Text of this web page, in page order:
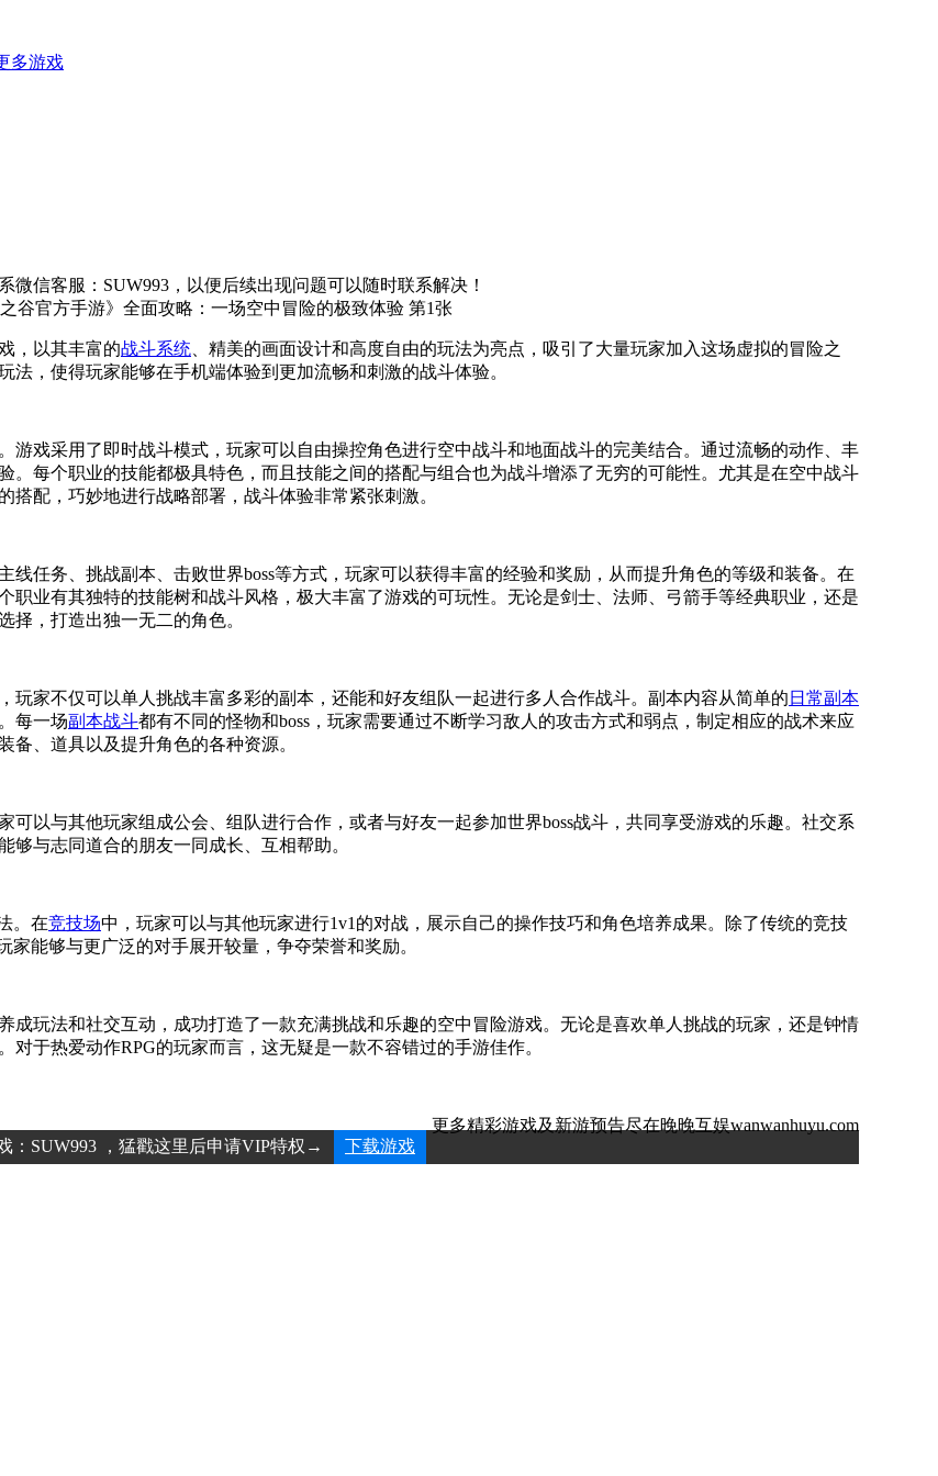
多游戏
信客服：SUW993，以便后续出现问题可以随时联系解决！
，以其丰富的战斗系统 、精美的画面设计和高度自由的玩法为亮点，吸引了大量玩家加入这场虚拟的冒险之
，使得玩家能够在手机端体验到更加流畅和刺激的战斗体验。
游戏采用了即时战斗模式，玩家可以自由操控角色进行空中战斗和地面战斗的完美结合。通过流畅的动作、丰
。每个职业的技能都极具特色，而且技能之间的搭配与组合也为战斗增添了无穷的可能性。尤其是在空中战斗
配，巧妙地进行战略部署，战斗体验非常紧张刺激。
线任务、挑战副本、击败世界boss等方式，玩家可以获得丰富的经验和奖励，从而提升角色的等级和装备。在
职业有其独特的技能树和战斗风格，极大丰富了游戏的可玩性。无论是剑士、法师、弓箭手等经典职业，还是
择，打造出独一无二的角色。
玩家不仅可以单人挑战丰富多彩的副本，还能和好友组队一起进行多人合作战斗。副本内容从简单的 日常副本
每一场副本战斗都有不同的怪物和boss，玩家需要通过不断学习敌人的攻击方式和弱点，制定相应的战术来应
备、道具以及提升角色的各种资源。
以与其他玩家组成公会、组队进行合作，或者与好友一起参加世界boss战斗，共同享受游戏的乐趣。社交系
与志同道合的朋友一同成长、互相帮助。
。在竞技场中，玩家可以与其他玩家进行1v1的对战，展示自己的操作技巧和角色培养成果。除了传统的竞技
家能够与更广泛的对手展开较量，争夺荣誉和奖励。
成玩法和社交互动，成功打造了一款充满挑战和乐趣的空中冒险游戏。无论是喜欢单人挑战的玩家，还是钟情
于热爱动作RPG的玩家而言，这无疑是一款不容错过的手游佳作。
更多精彩游戏及新游预告尽在晚晚互娱wanwanhuyu.com
：SUW993 ，猛戳这里后申请VIP特权→
下载游戏